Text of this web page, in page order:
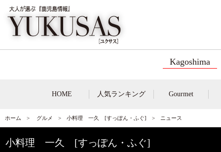
Kagoshima
HOME 人気ランキング Gourmet
ホーム > グルメ > 小料理 一久 [すっぽん・ふぐ] > ニュース
小料理 一久 [すっぽん・ふぐ]